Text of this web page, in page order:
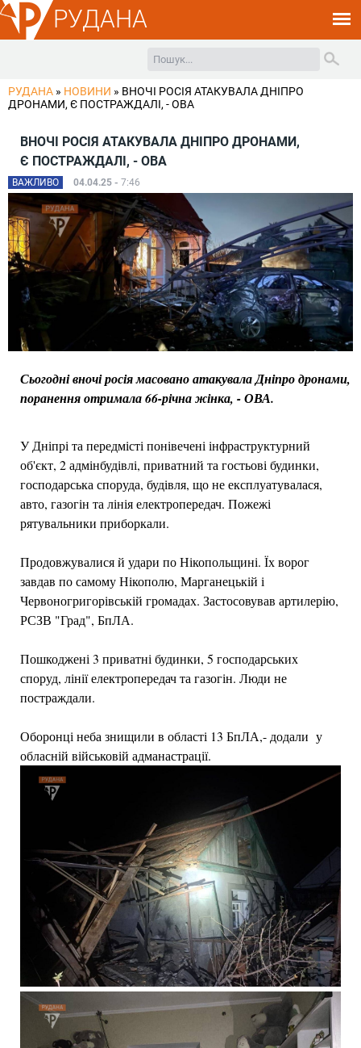
РУДАНА
РУДАНА » НОВИНИ » ВНОЧІ РОСІЯ АТАКУВАЛА ДНІПРО
ДРОНАМИ, Є ПОСТРАЖДАЛІ, - ОВА
ВНОЧІ РОСІЯ АТАКУВАЛА ДНІПРО ДРОНАМИ,
Є ПОСТРАЖДАЛІ, - ОВА
ВАЖЛИВО 04.04.25 - 7:46
Сьогодні вночі росія масовано атакувала Дніпро дронами,
поранення отримала 66-річна жінка, - ОВА.
У Дніпрі та передмісті понівечені інфраструктурний
об'єкт, 2 адмінбудівлі, приватний та гостьові будинки,
господарська споруда, будівля, що не експлуатувалася,
авто, газогін та лінія електропередач. Пожежі
рятувальники приборкали.
Продовжувалися й удари по Нікопольщині. Їх ворог
завдав по самому Нікополю, Марганецькій і
Червоногригорівській громадах. Застосовував артилерію,
РСЗВ "Град", БпЛА.
Пошкоджені 3 приватні будинки, 5 господарських
споруд, лінії електропередач та газогін. Люди не
постраждали.
Оборонці неба знищили в області 13 БпЛА,- додали у
обласній військовій адманастрації.